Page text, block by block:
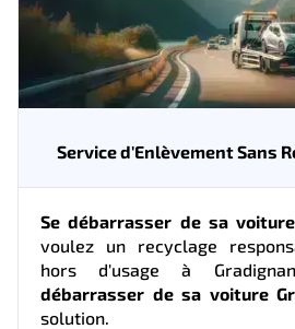
Service d'Enlèvement Sans
Se débarrasser de sa
voulez un recyclage
hors d'usage à
débarrasser de sa voiture
solution.